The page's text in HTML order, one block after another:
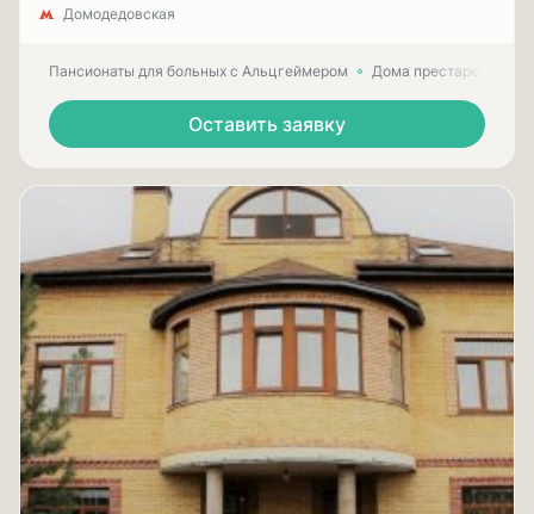
Домодедовская
Пансионаты для больных с Альцгеймером Дома престарелых
Оставить заявку